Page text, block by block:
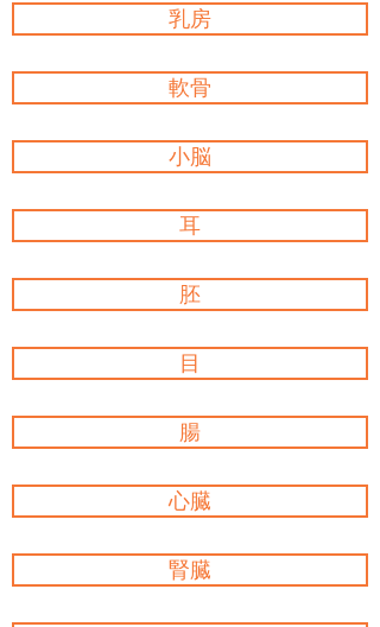
乳房
軟骨
小脳
耳
胚
目
腸
心臓
腎臓